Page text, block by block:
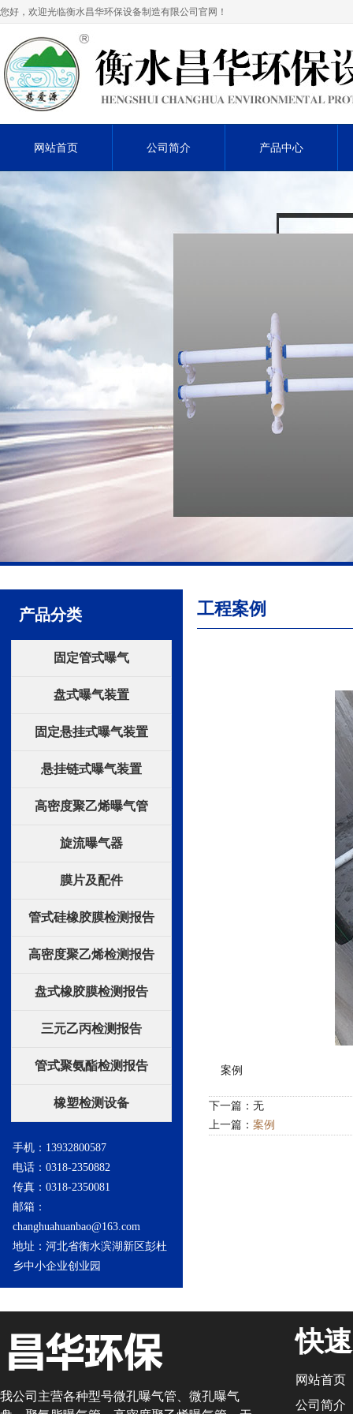
您好，欢迎光临衡水昌华环保设备制造有限公司官网！
网站首页 公司简介 产品中心
产品分类
固定管式曝气
盘式曝气装置
固定悬挂式曝气装置
悬挂链式曝气装置
高密度聚乙烯曝气管
旋流曝气器
膜片及配件
管式硅橡胶膜检测报告
高密度聚乙烯检测报告
盘式橡胶膜检测报告
三元乙丙检测报告
管式聚氨酯检测报告
橡塑检测设备
手机：13932800587
电话：0318-2350882
传真：0318-2350081
邮箱：
changhuahuanbao@163.com
地址：河北省衡水滨湖新区彭杜
乡中小企业创业园
工程案例
案例
下一篇：无
上一篇： 案例
我公司主营各种型号微孔曝气管、微孔曝气
快
网站首页
公司简介